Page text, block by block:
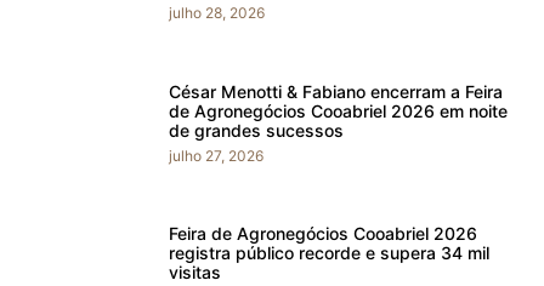
julho 28, 2026
César Menotti & Fabiano encerram a Feira
de Agronegócios Cooabriel 2026 em noite
de grandes sucessos
julho 27, 2026
Feira de Agronegócios Cooabriel 2026
registra público recorde e supera 34 mil
visitas